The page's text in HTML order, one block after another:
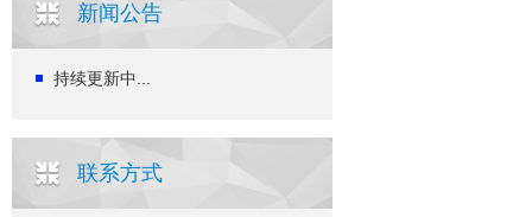
新闻公告
持续更新中...
联系方式